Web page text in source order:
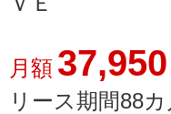
月額 37,950
リース期間88